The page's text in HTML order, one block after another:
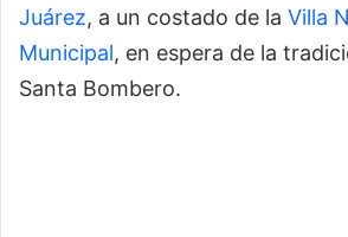
Juárez, a un costado de la Villa
Municipal, en espera de la
Santa Bombero.